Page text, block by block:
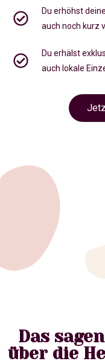
Du erhöhst
auch noch kurz
Du erhälst
auch lokale
Das
über die